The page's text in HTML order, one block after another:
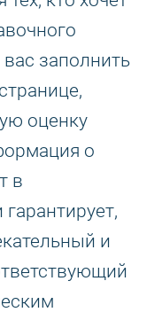
заполнить
оценку
о
в
и